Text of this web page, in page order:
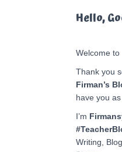
Hello,
Welcome to
Thank you
Firman’s
have you
I’m
Writing,